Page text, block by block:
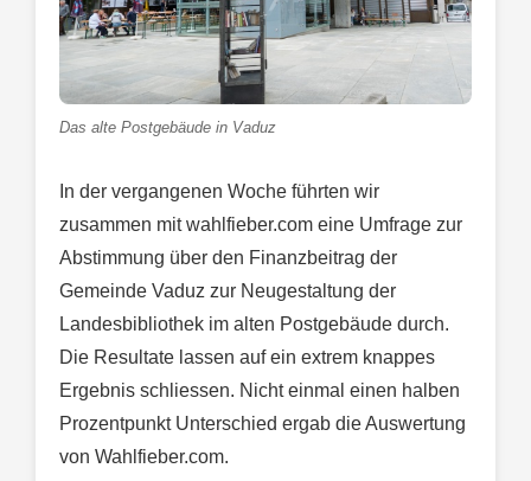
Das alte Postgebäude in Vaduz
In der vergangenen Woche führten wir
zusammen mit wahlfieber.com eine Umfrage zur
Abstimmung über den Finanzbeitrag der
Gemeinde Vaduz zur Neugestaltung der
Landesbibliothek im alten Postgebäude durch.
Die Resultate lassen auf ein extrem knappes
Ergebnis schliessen. Nicht einmal einen halben
Prozentpunkt Unterschied ergab die Auswertung
von Wahlfieber.com.